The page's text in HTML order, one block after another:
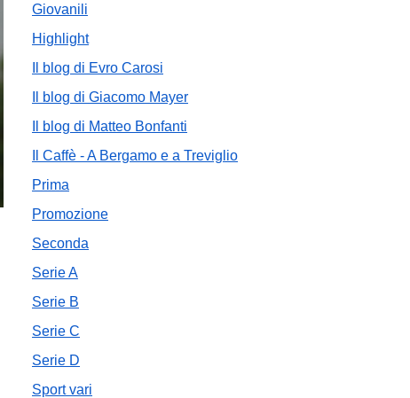
Giovanili
Highlight
Il blog di Evro Carosi
Il blog di Giacomo Mayer
Il blog di Matteo Bonfanti
Il Caffè - A Bergamo e a Treviglio
Prima
Promozione
Seconda
Serie A
Serie B
Serie C
Serie D
Sport vari